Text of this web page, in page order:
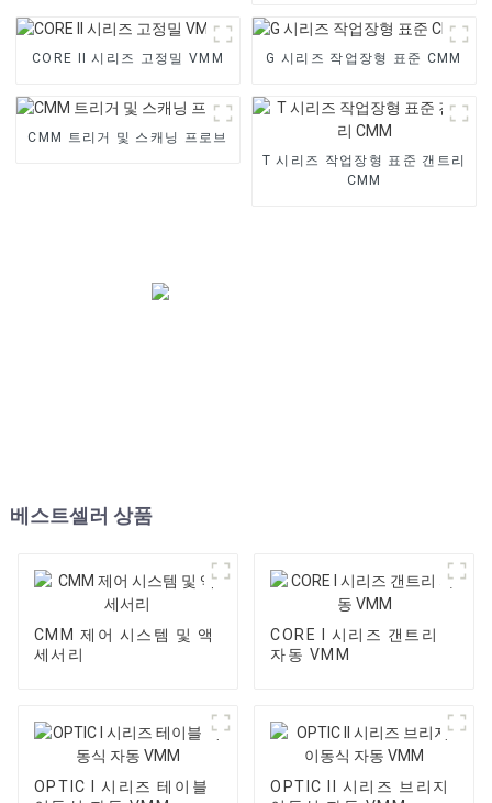
CORE II 시리즈 고정밀 VMM G 시리즈 작업장형 표준 CMM
CMM 트리거 및 스캐닝 프로브
T 시리즈 작업장형 표준 갠트리
CMM
베스트셀러 상품
CMM 제어 시스템 및 액
세서리
CORE I 시리즈 갠트리
자동 VMM
OPTIC I 시리즈 테이블
OPTIC II 시리즈 브리지